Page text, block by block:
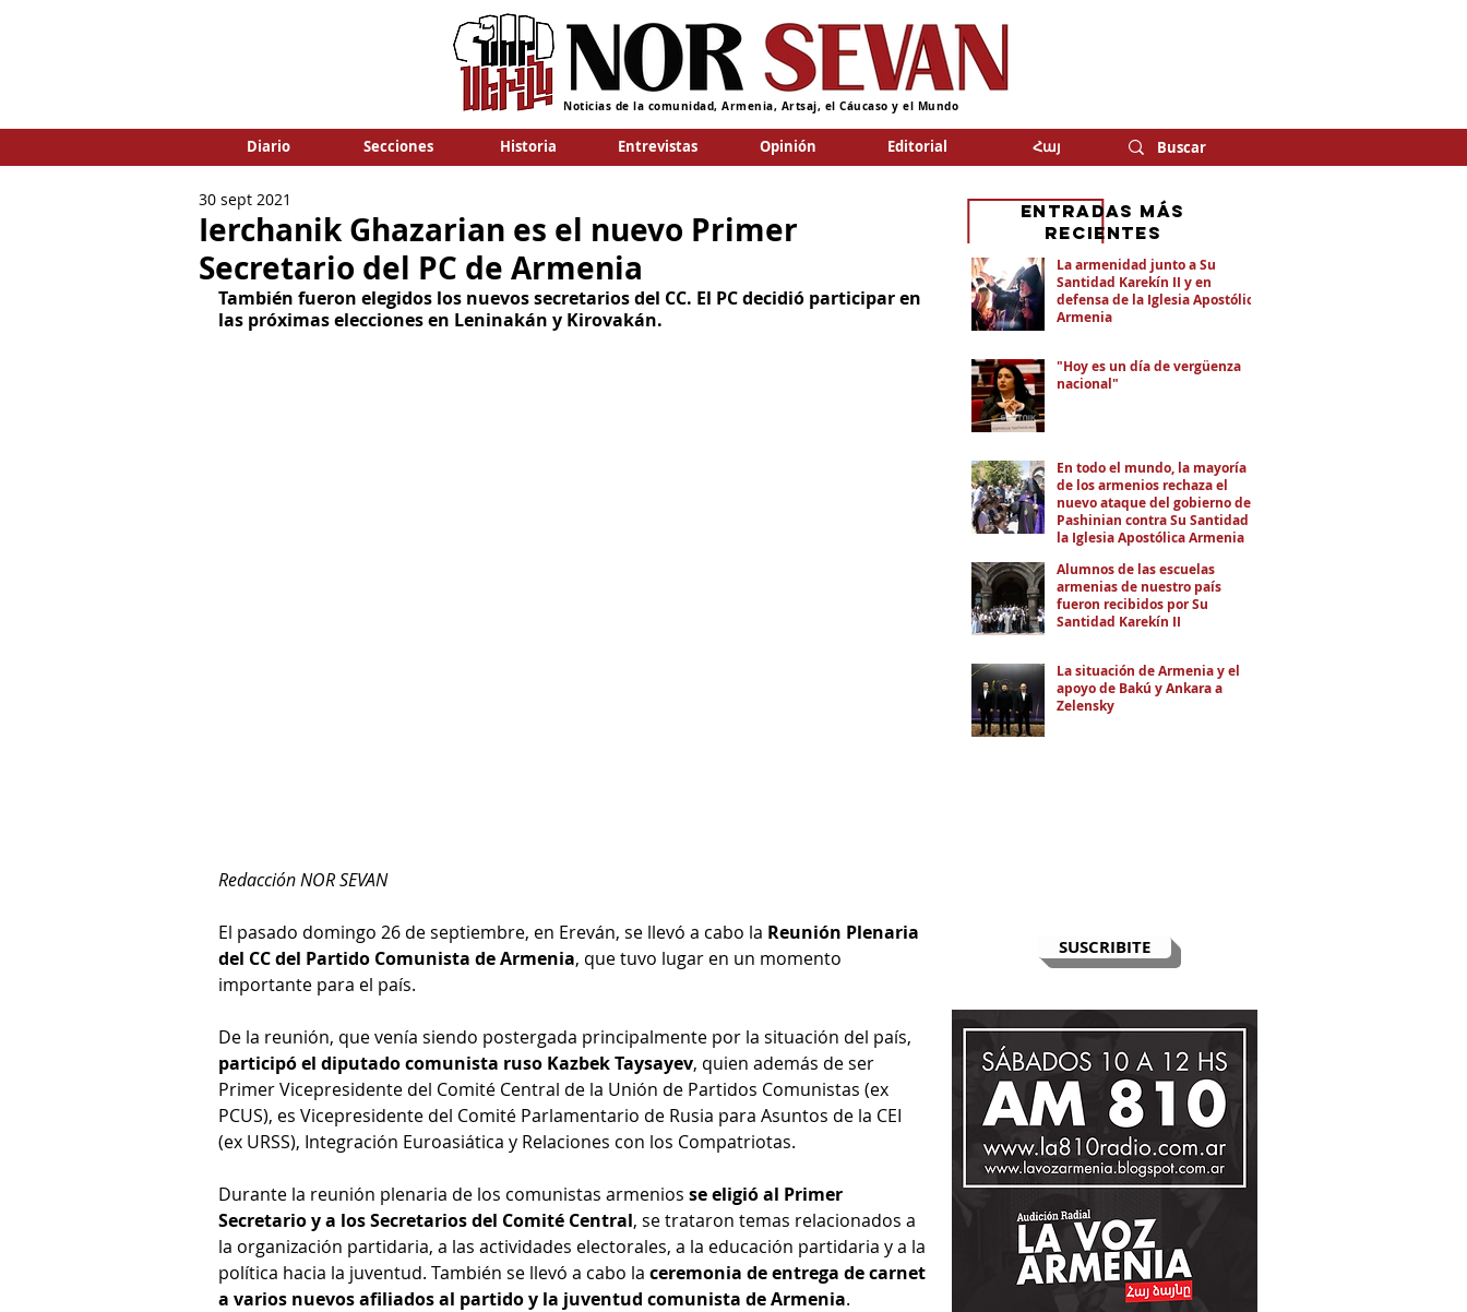
Noticias de la comunidad, Armenia, Artsaj, el Cáucaso y el Mundo
Diario Secciones Historia Entrevistas Opinión Editorial Հայ
Ierchanik Ghazarian es el nuevo Primer
Secretario del PC de Armenia
30 sept 2021
También fueron elegidos los nuevos secretarios del CC. El PC decidió participar en
las próximas elecciones en Leninakán y Kirovakán.
Redacción NOR SEVAN
El pasado domingo 26 de septiembre, en Ereván, se llevó a cabo la Reunión Plenaria
del CC del Partido Comunista de Armenia, que tuvo lugar en un momento
importante para el país.
De la reunión, que venía siendo postergada principalmente por la situación del país,
participó el diputado comunista ruso Kazbek Taysayev, quien además de ser
Primer Vicepresidente del Comité Central de la Unión de Partidos Comunistas (ex
PCUS), es Vicepresidente del Comité Parlamentario de Rusia para Asuntos de la CEI
(ex URSS), Integración Euroasiática y Relaciones con los Compatriotas.
Durante la reunión plenaria de los comunistas armenios se eligió al Primer
Secretario y a los Secretarios del Comité Central, se trataron temas relacionados a
la organización partidaria, a las actividades electorales, a la educación partidaria y a la
política hacia la juventud. También se llevó a cabo la ceremonia de entrega de carnet
a varios nuevos afiliados al partido y la juventud comunista de Armenia.
SUSCRIBITE
La armenidad junto a Su
Santidad Karekín II y en
defensa de la Iglesia Apostólica
Armenia
"Hoy es un día de vergüenza
nacional"
En todo el mundo, la mayoría
de los armenios rechaza el
nuevo ataque del gobierno de
Pashinian contra Su Santidad y
la Iglesia Apostólica Armenia
Alumnos de las escuelas
armenias de nuestro país
fueron recibidos por Su
Santidad Karekín II
La situación de Armenia y el
apoyo de Bakú y Ankara a
Zelensky
eNTRADAS MÁS
RECIENTES